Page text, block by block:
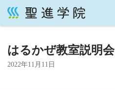
コ
テ
ン
はるかぜ教室説明会
2022年11月11日